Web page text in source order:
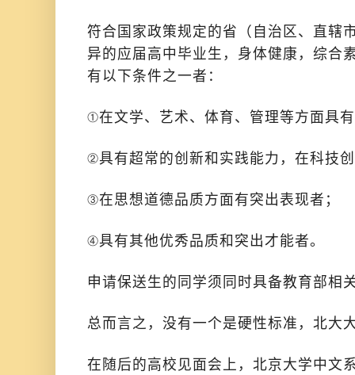
符合国家政策规定的省（自治区、直辖
异的应届高中毕业生，身体健康，综合
有以下条件之一者：
①在文学、艺术、体育、管理等方面具
②具有超常的创新和实践能力，在科技
③在思想道德品质方面有突出表现者；
④具有其他优秀品质和突出才能者。
申请保送生的同学须同时具备教育部相
总而言之，没有一个是硬性标准，北大
在随后的高校见面会上，北京大学中文